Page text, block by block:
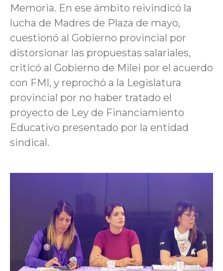
Memoria. En ese ámbito reivindicó la
lucha de Madres de Plaza de mayo,
cuestionó al Gobierno provincial por
distorsionar las propuestas salariales,
criticó al Gobierno de Milei por el acuerdo
con FMI, y reprochó a la Legislatura
provincial por no haber tratado el
proyecto de Ley de Financiamiento
Educativo presentado por la entidad
sindical.